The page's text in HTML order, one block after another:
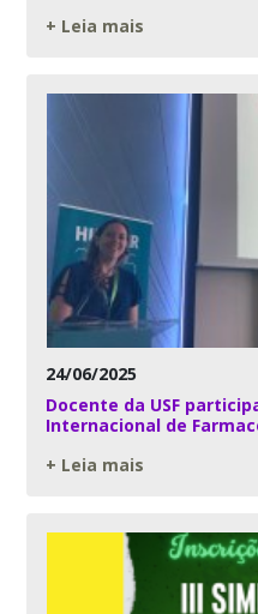
+ Leia mais
24/06/2025
Docente da USF
Internacional de
+ Leia mais